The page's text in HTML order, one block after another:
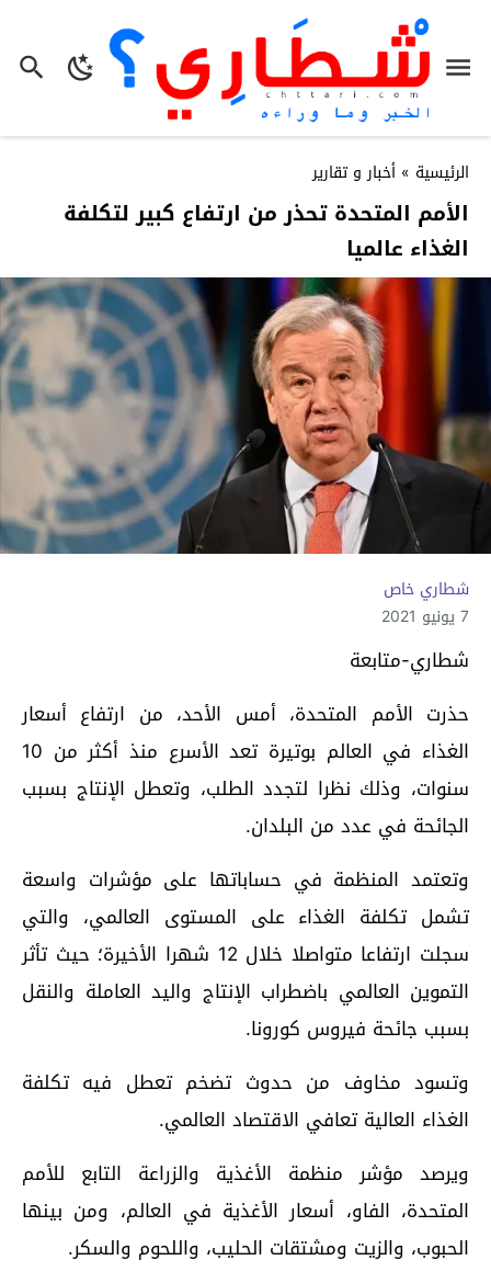
الرئيسية » أخبار و تقارير
الأمم المتحدة تحذر من ارتفاع كبير لتكلفة
الغذاء عالميا
شطاري خاص
7 يونيو 2021
شطاري-متابعة
حذرت الأمم المتحدة، أمس الأحد، من ارتفاع أسعار
الغذاء في العالم بوتيرة تعد الأسرع منذ أكثر من 10
سنوات، وذلك نظرا لتجدد الطلب، وتعطل الإنتاج بسبب
الجائحة في عدد من البلدان.
وتعتمد المنظمة في حساباتها على مؤشرات واسعة
تشمل تكلفة الغذاء على المستوى العالمي، والتي
سجلت ارتفاعا متواصلا خلال 12 شهرا الأخيرة؛ حيث تأثر
التموين العالمي باضطراب الإنتاج واليد العاملة والنقل
بسبب جائحة فيروس كورونا.
وتسود مخاوف من حدوث تضخم تعطل فيه تكلفة
الغذاء العالية تعافي الاقتصاد العالمي.
ويرصد مؤشر منظمة الأغذية والزراعة التابع للأمم
المتحدة، الفاو، أسعار الأغذية في العالم، ومن بينها
الحبوب، والزيت ومشتقات الحليب، واللحوم والسكر.